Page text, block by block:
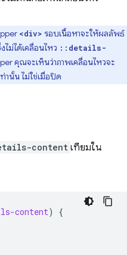
<div> รอบเนื้อหาจะให้ผลลัพธ์
ไม่ได้เคลื่อนไหว ::details-
คุณจะเห็นว่าภาพเคลื่อนไหวจะ
ท่านั้น ไม่ใช่เมื่อปิด
content เทียมใน
content)
{